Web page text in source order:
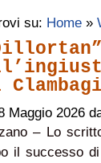
su: Home »
Maggio 2026
– Lo
il successo